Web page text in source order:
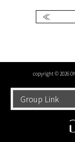
copyright © 2026
Group Link